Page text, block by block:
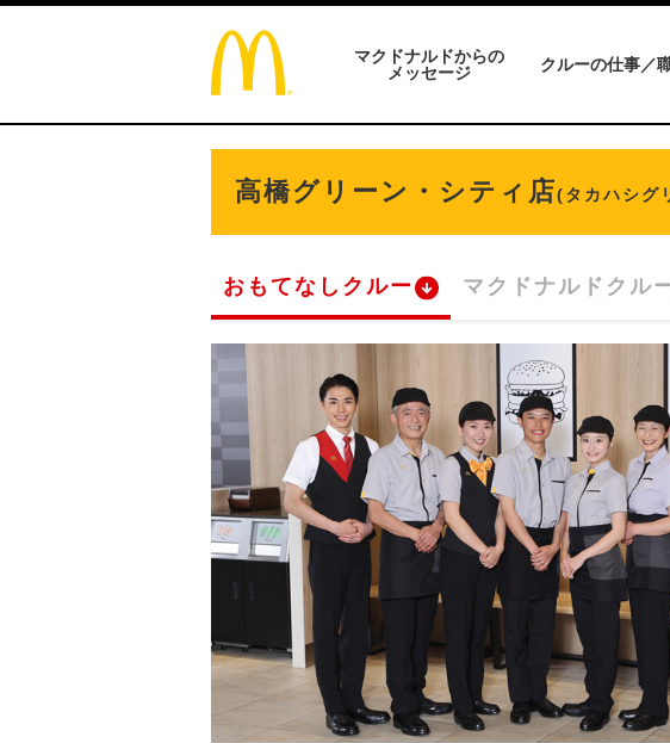
マクドナルドからの
メッセージ
クルーの仕事／
高橋グリーン・シティ店(タカハシグ
おもてなしクルー マクドナルドクル